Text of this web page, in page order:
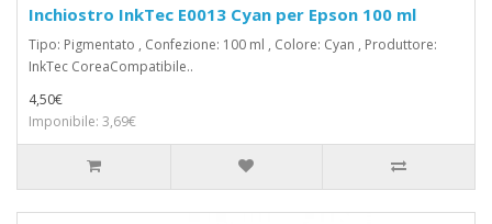
Inchiostro InkTec E0013 Cyan per Epson 100 ml
Tipo: Pigmentato , Confezione: 100 ml , Colore: Cyan , Produttore:
InkTec CoreaCompatibile..
4,50€
Imponibile: 3,69€